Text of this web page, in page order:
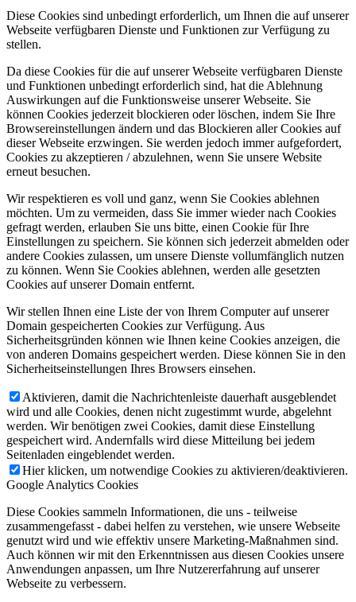
Diese Cookies sind unbedingt erforderlich, um Ihnen die auf unserer
Webseite verfügbaren Dienste und Funktionen zur Verfügung zu
stellen.
Da diese Cookies für die auf unserer Webseite verfügbaren Dienste
und Funktionen unbedingt erforderlich sind, hat die Ablehnung
Auswirkungen auf die Funktionsweise unserer Webseite. Sie
können Cookies jederzeit blockieren oder löschen, indem Sie Ihre
Browsereinstellungen ändern und das Blockieren aller Cookies auf
dieser Webseite erzwingen. Sie werden jedoch immer aufgefordert,
Cookies zu akzeptieren / abzulehnen, wenn Sie unsere Website
erneut besuchen.
Wir respektieren es voll und ganz, wenn Sie Cookies ablehnen
möchten. Um zu vermeiden, dass Sie immer wieder nach Cookies
gefragt werden, erlauben Sie uns bitte, einen Cookie für Ihre
Einstellungen zu speichern. Sie können sich jederzeit abmelden oder
andere Cookies zulassen, um unsere Dienste vollumfänglich nutzen
zu können. Wenn Sie Cookies ablehnen, werden alle gesetzten
Cookies auf unserer Domain entfernt.
Wir stellen Ihnen eine Liste der von Ihrem Computer auf unserer
Domain gespeicherten Cookies zur Verfügung. Aus
Sicherheitsgründen können wie Ihnen keine Cookies anzeigen, die
von anderen Domains gespeichert werden. Diese können Sie in den
Sicherheitseinstellungen Ihres Browsers einsehen.
Aktivieren, damit die Nachrichtenleiste dauerhaft ausgeblendet
wird und alle Cookies, denen nicht zugestimmt wurde, abgelehnt
werden. Wir benötigen zwei Cookies, damit diese Einstellung
gespeichert wird. Andernfalls wird diese Mitteilung bei jedem
Seitenladen eingeblendet werden.
Hier klicken, um notwendige Cookies zu aktivieren/deaktivieren.
Google Analytics Cookies
Diese Cookies sammeln Informationen, die uns - teilweise
zusammengefasst - dabei helfen zu verstehen, wie unsere Webseite
genutzt wird und wie effektiv unsere Marketing-Maßnahmen sind.
Auch können wir mit den Erkenntnissen aus diesen Cookies unsere
Anwendungen anpassen, um Ihre Nutzererfahrung auf unserer
Webseite zu verbessern.